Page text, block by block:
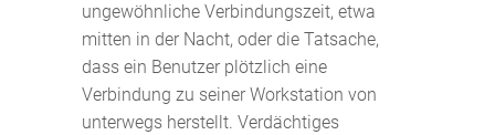
ungewöhnliche Verbindungszeit, etwa
mitten in der Nacht, oder die Tatsache,
dass ein Benutzer plötzlich eine
Verbindung zu seiner Workstation von
unterwegs herstellt. Verdächtiges